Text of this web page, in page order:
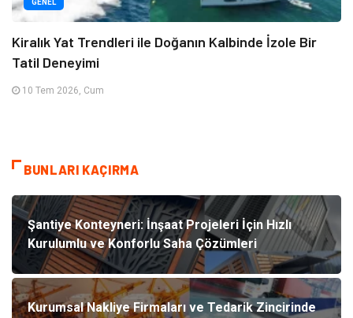
GENEL
Kiralık Yat Trendleri ile Doğanın Kalbinde İzole Bir
Tatil Deneyimi
10 Tem 2026, Cum
BUNLARI KAÇIRMA
Şantiye Konteyneri: İnşaat Projeleri İçin Hızlı
Kurulumlu ve Konforlu Saha Çözümleri
Kurumsal Nakliye Firmaları ve Tedarik Zincirinde